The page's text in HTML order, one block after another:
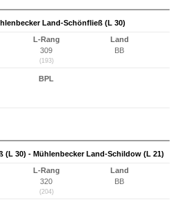
Land-Schönfließ (L 30)
L-Rang
309
(193)
Land
BB
BPL
(L 30) - Mühlenbecker Land-Schildow (L 21)
L-Rang
320
(204)
Land
BB